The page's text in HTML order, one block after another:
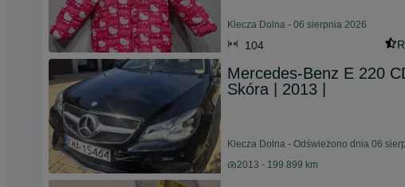
Klecza Dolna - 06 sierpnia 2026
104
Mercedes-Benz E 220
Skóra | 2013 |
Klecza Dolna - Odświeżono dnia 06
2013 - 199 899 km